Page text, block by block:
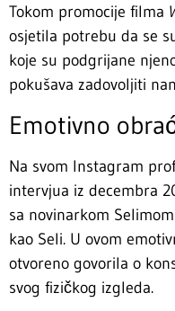
Tokom promocije filma
osjetila potrebu da se
koje su podgrijane
pokušava zadovoljiti
Emotivno
Na svom Instagram
intervjua iz decembra
sa novinarkom
kao Seli. U ovom
otvoreno govorila o
svog fizičkog izgleda.